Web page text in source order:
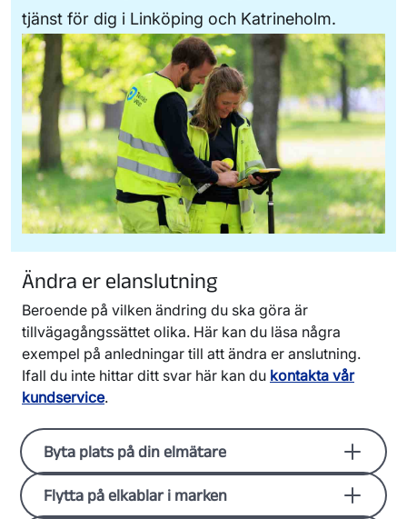
tjänst för dig i Linköping och Katrineholm.
Ändra er elanslutning
Beroende på vilken ändring du ska göra är
tillvägagångssättet olika. Här kan du läsa några
exempel på anledningar till att ändra er anslutning.
Ifall du inte hittar ditt svar här kan du kontakta vår
kundservice.
Byta plats på din elmätare
Om du behöver byta plats på er elmätare ska
du kontakta en elinstallatör. Denne kontaktar i
Flytta på elkablar i marken